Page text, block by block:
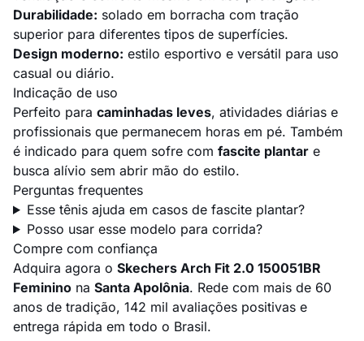
Durabilidade: solado em borracha com tração
superior para diferentes tipos de superfícies.
Design moderno: estilo esportivo e versátil para uso
casual ou diário.
Indicação de uso
Perfeito para caminhadas leves, atividades diárias e
profissionais que permanecem horas em pé. Também
é indicado para quem sofre com fascite plantar e
busca alívio sem abrir mão do estilo.
Perguntas frequentes
Esse tênis ajuda em casos de fascite plantar?
Posso usar esse modelo para corrida?
Compre com confiança
Adquira agora o Skechers Arch Fit 2.0 150051BR
Feminino na Santa Apolônia. Rede com mais de 60
anos de tradição, 142 mil avaliações positivas e
entrega rápida em todo o Brasil.